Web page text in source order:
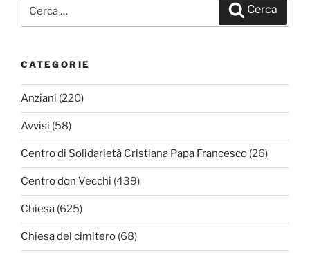
Cerca
CATEGORIE
Anziani (220)
Avvisi (58)
Centro di Solidarietà Cristiana Papa Francesco (26)
Centro don Vecchi (439)
Chiesa (625)
Chiesa del cimitero (68)